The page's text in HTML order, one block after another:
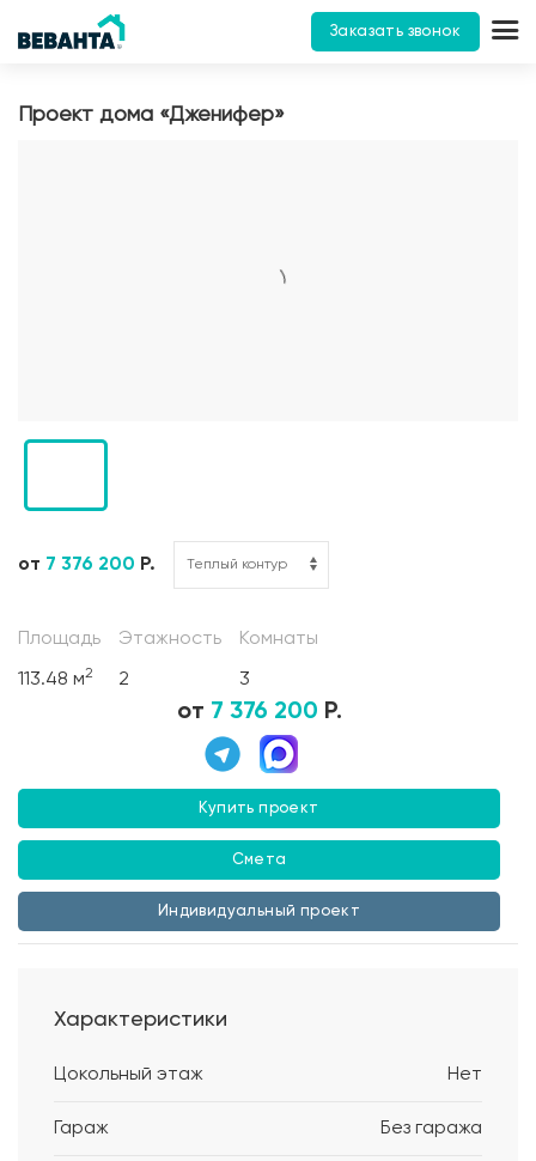
Заказать звонок
Проект дома «Дженифер»
от 7 376 200 Р.
Площадь
113.48 м2
Этажность
2
Комнаты
3
от 7 376 200 Р.
Купить проект
Смета
Индивидуальный проект
Характеристики
Цокольный этаж Нет
Гараж Без гаража